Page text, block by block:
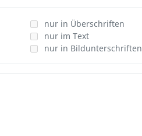
nur in Überschriften
nur im Text
nur in Bildunterschriften